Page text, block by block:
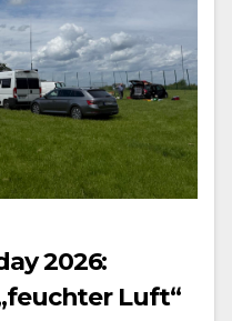
2026:
Luft“